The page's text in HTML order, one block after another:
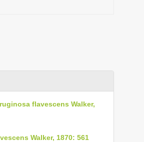
flavescens Walker,
Walker, 1870: 561